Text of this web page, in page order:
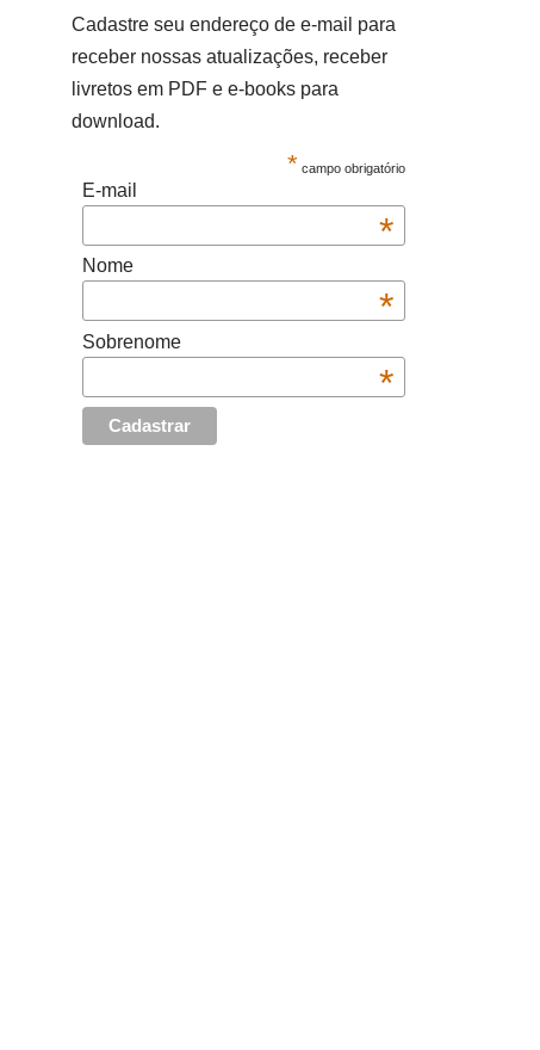
Cadastre seu endereço de e-mail para
receber nossas atualizações, receber
livretos em PDF e e-books para
download.
* campo obrigatório
E-mail
*
Nome
*
Sobrenome
*